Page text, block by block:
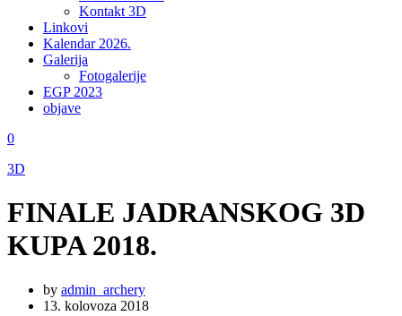
Kontakt 3D
Linkovi
Kalendar 2026.
Galerija
Fotogalerije
EGP 2023
objave
0
3D
FINALE JADRANSKOG 3D
KUPA 2018.
by admin_archery
13. kolovoza 2018